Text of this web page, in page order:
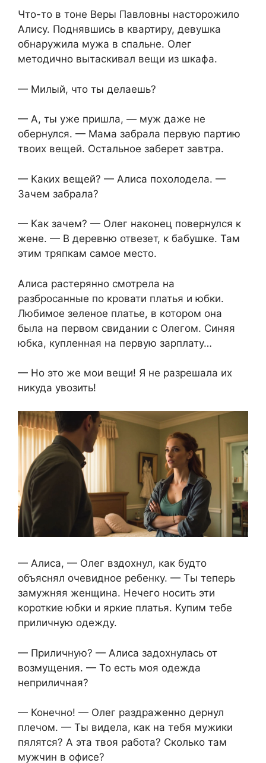
Что-то в тоне Веры Павловны насторожило
Алису. Поднявшись в квартиру, девушка
обнаружила мужа в спальне. Олег
методично вытаскивал вещи из шкафа.
— Милый, что ты делаешь?
— А, ты уже пришла, — муж даже не
обернулся. — Мама забрала первую партию
твоих вещей. Остальное заберет завтра.
— Каких вещей? — Алиса похолодела. —
Зачем забрала?
— Как зачем? — Олег наконец повернулся к
жене. — В деревню отвезет, к бабушке. Там
этим тряпкам самое место.
Алиса растерянно смотрела на
разбросанные по кровати платья и юбки.
Любимое зеленое платье, в котором она
была на первом свидании с Олегом. Синяя
юбка, купленная на первую зарплату…
— Но это же мои вещи! Я не разрешала их
никуда увозить!
— Алиса, — Олег вздохнул, как будто
объяснял очевидное ребенку. — Ты теперь
замужняя женщина. Нечего носить эти
короткие юбки и яркие платья. Купим тебе
приличную одежду.
— Приличную? — Алиса задохнулась от
возмущения. — То есть моя одежда
неприличная?
— Конечно! — Олег раздраженно дернул
плечом. — Ты видела, как на тебя мужики
пялятся? А эта твоя работа? Сколько там
мужчин в офисе?